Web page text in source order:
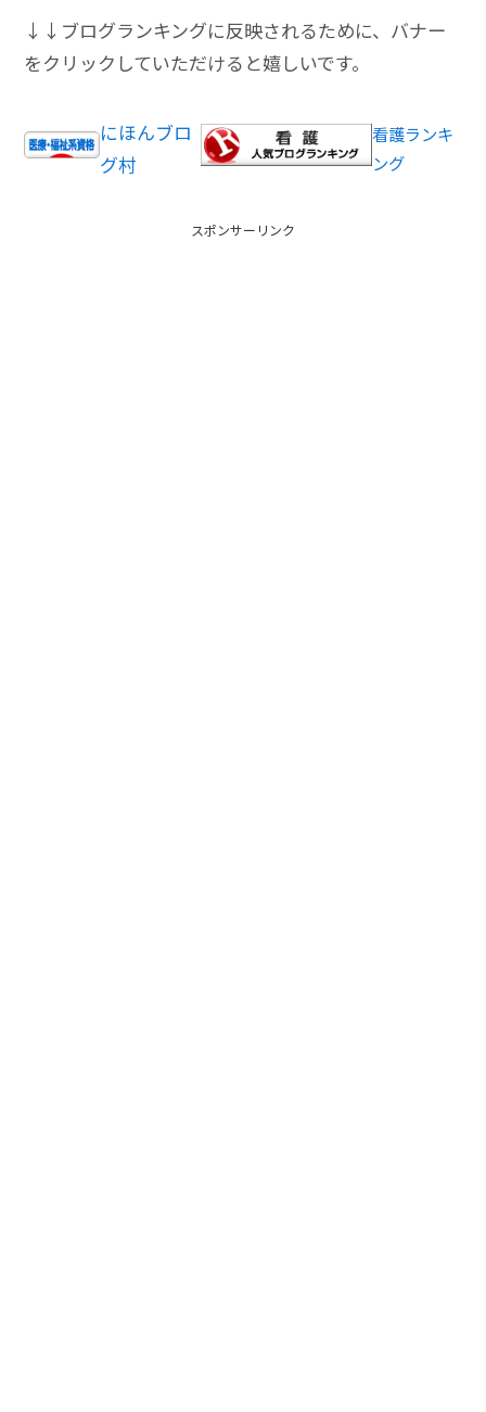
↓↓ブログランキングに反映されるために、バナー
をクリックしていただけると嬉しいです。
にほんブロ
グ村
看護ランキ
ング
スポンサーリンク